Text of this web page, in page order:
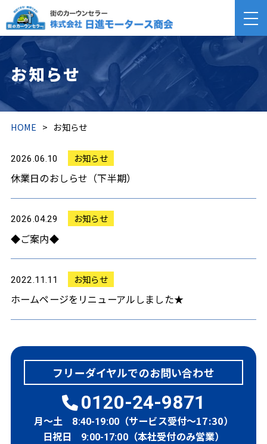
お知らせ
HOME > お知らせ
2026.06.10 お知らせ
休業日のおしらせ（下半期）
2026.04.29 お知らせ
◆ご案内◆
2022.11.11 お知らせ
ホームページをリニューアルしました★
フリーダイヤルでのお問い合わせ
0120-24-9871
月～土 8:40-19:00 （サービス受付～17:30）
日祝日
9:00-17:00（本社受付のみ営業）